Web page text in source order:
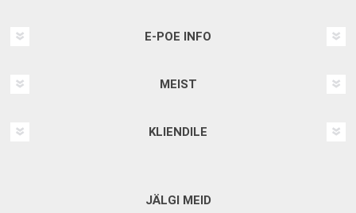
E-POE INFO
MEIST
KLIENDILE
JÄLGI MEID